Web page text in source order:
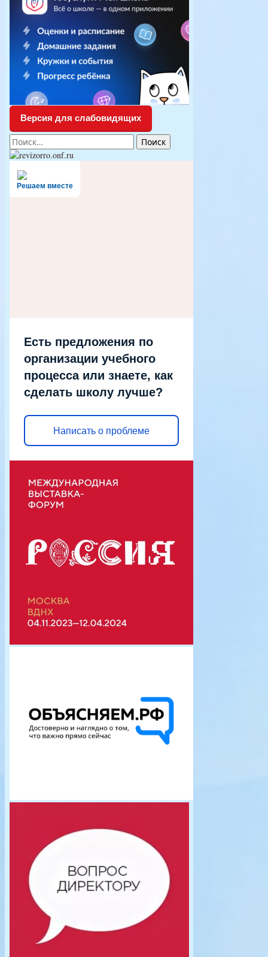
Версия для слабовидящих
Найти:
Решаем вместе
Есть предложения по
организации учебного
процесса или знаете, как
сделать школу лучше?
Написать о проблеме